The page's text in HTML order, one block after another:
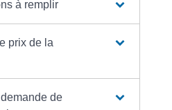
à remplir
prix de la
de